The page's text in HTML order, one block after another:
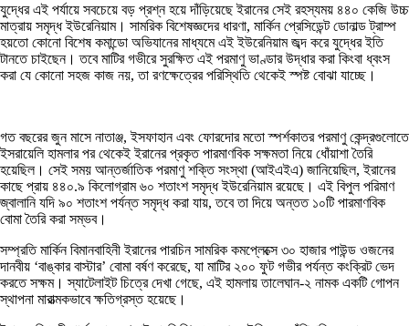
যুদ্ধের এই পর্যায়ে সবচেয়ে বড় প্রশ্ন হয়ে দাঁড়িয়েছে ইরানের সেই রহস্যময় ৪৪০ কেজি উচ্চ
মাত্রায় সমৃদ্ধ ইউরেনিয়াম। সামরিক বিশেষজ্ঞদের ধারণা, মার্কিন প্রেসিডেন্ট ডোনাল্ড ট্রাম্প
হয়তো কোনো বিশেষ কমান্ডো অভিযানের মাধ্যমে এই ইউরেনিয়াম জব্দ করে যুদ্ধের ইতি
টানতে চাইছেন। তবে মাটির গভীরে সুরক্ষিত এই পরমাণু ভাণ্ডার উদ্ধার করা কিংবা ধ্বংস
করা যে কোনো সহজ কাজ নয়, তা রণক্ষেত্রের পরিস্থিতি থেকেই স্পষ্ট বোঝা যাচ্ছে।
গত বছরের জুন মাসে নাতাঞ্জ, ইসফাহান এবং ফোরদোর মতো স্পর্শকাতর পরমাণু কেন্দ্রগুলোতে
ইসরায়েলি হামলার পর থেকেই ইরানের প্রকৃত পারমাণবিক সক্ষমতা নিয়ে ধোঁয়াশা তৈরি
হয়েছিল। সেই সময় আন্তর্জাতিক পরমাণু শক্তি সংস্থা (আইএইএ) জানিয়েছিল, ইরানের
কাছে প্রায় ৪৪০.৯ কিলোগ্রাম ৬০ শতাংশ সমৃদ্ধ ইউরেনিয়াম রয়েছে। এই বিপুল পরিমাণ
জ্বালানি যদি ৯০ শতাংশ পর্যন্ত সমৃদ্ধ করা যায়, তবে তা দিয়ে অন্তত ১০টি পারমাণবিক
বোমা তৈরি করা সম্ভব।
সম্প্রতি মার্কিন বিমানবাহিনী ইরানের পারচিন সামরিক কমপ্লেক্সে ৩০ হাজার পাউন্ড ওজনের
দানবীয় ‘বাঙ্কার বাস্টার’ বোমা বর্ষণ করেছে, যা মাটির ২০০ ফুট গভীর পর্যন্ত কংক্রিট ভেদ
করতে সক্ষম। স্যাটেলাইট চিত্রে দেখা গেছে, এই হামলায় তালেঘান-২ নামক একটি গোপন
স্থাপনা মারাত্মকভাবে ক্ষতিগ্রস্ত হয়েছে।